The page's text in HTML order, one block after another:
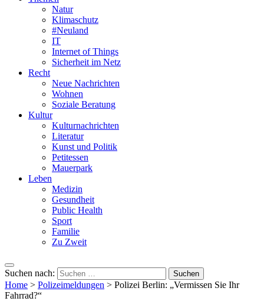
Natur
Klimaschutz
#Neuland
IT
Internet of Things
Sicherheit im Netz
Recht
Neue Nachrichten
Wohnen
Soziale Beratung
Kultur
Kulturnachrichten
Literatur
Kunst und Politik
Petitessen
Mauerpark
Leben
Medizin
Gesundheit
Public Health
Sport
Familie
Zu Zweit
Suchen nach:
Home > Polizeimeldungen > Polizei Berlin: „Vermissen Sie Ihr
Fahrrad?“